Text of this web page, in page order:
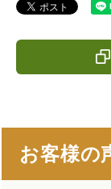
お客様の